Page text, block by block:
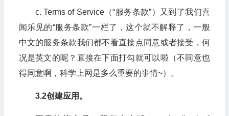
c. Terms of Service（“服务条款”）又到了我们喜
闻乐见的“服务条款”一栏了，这个就不解释了，一般
中文的服务条款我们都不看直接点同意或者接受，何
况是英文的呢？直接在下面打勾就可以啦（不同意也
得同意啊，科学上网是多么重要的事情~）。
3.2创建应用。